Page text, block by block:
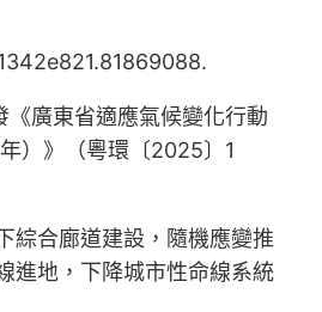
《廣東省適應氣候變化行動
）》（粵環〔2025〕1
綜合廊道建設，隨機應變推
進地，下降城市性命線系統